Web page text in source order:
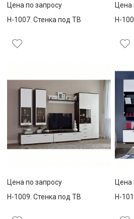
Цена по запросу
Н-1007. Стенка под ТВ
Цена
Н-
Цена по запросу
Н-1009. Стенка под ТВ
Цена
Н-